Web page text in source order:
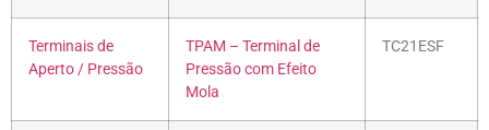
Terminais de
Aperto / Pressão
TPAM – Terminal de
Pressão com Efeito
Mola
TC21ESF